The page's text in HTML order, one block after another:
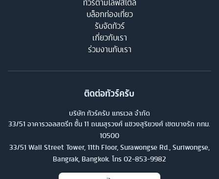
บล็อกท่องเที่ยว
รับจัดทัวร์
เกี่ยวกับเรา
ร่วมงานกับเรา
ติดต่อทัวร์ครับ
บริษัท ทัวร์ครับ แทรเวล จำกัด
33/51 อาคารวอลสตรีท ชั้น 11 ถนนสุรวงศ์ แขวงสุริยวงศ์ เขตบางรัก กทม.
10500
33/51 Wall Street Tower, 11th Floor, Surawongse Rd., Suriwongse,
Bangrak, Bangkok. โทร 02-853-9982